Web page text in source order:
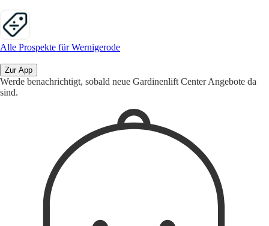
Alle Prospekte für Wernigerode
Zur App
Werde benachrichtigt, sobald neue Gardinenlift Center Angebote da
sind.